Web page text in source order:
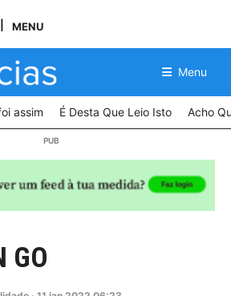
MENU
Menu
assim É Desta Que Leio Isto Acho
GO